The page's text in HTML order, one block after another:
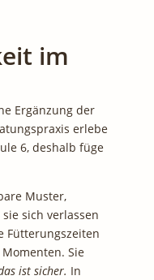
im
Ergänzung der
erlebe
6, deshalb füge
Muster,
sich verlassen
Fütterungszeiten
Sie
ist sicher. In